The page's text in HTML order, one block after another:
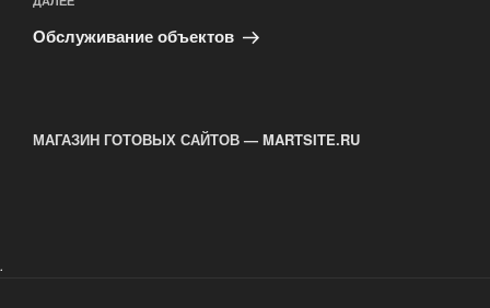
запись
Обслуживание объектов
МАГАЗИН ГОТОВЫХ САЙТОВ — MARTSITE.RU
.